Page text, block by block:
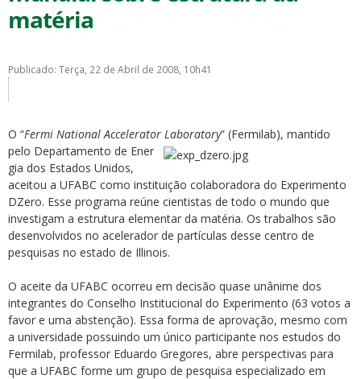
matéria
Publicado: Terça, 22 de Abril de 2008, 10h41
O “Fermi National Accelerator Laboratory” (Fermilab), mantido
pelo Departamento de Ener
gia dos Estados Unidos,
aceitou a UFABC como instituição colaboradora do Experimento
DZero. Esse programa reúne cientistas de todo o mundo que
investigam a estrutura elementar da matéria. Os trabalhos são
desenvolvidos no acelerador de partículas desse centro de
pesquisas no estado de Illinois.
O aceite da UFABC ocorreu em decisão quase unânime dos
integrantes do Conselho Institucional do Experimento (63 votos a
favor e uma abstenção). Essa forma de aprovação, mesmo com
a universidade possuindo um único participante nos estudos do
Fermilab, professor Eduardo Gregores, abre perspectivas para
que a UFABC forme um grupo de pesquisa especializado em